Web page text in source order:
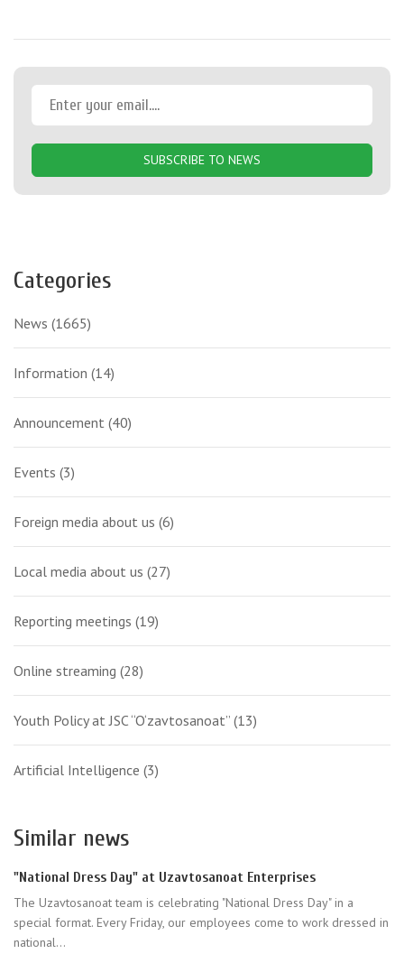
SUBSCRIBE TO NEWS
Categories
News (1665)
Information (14)
Announcement (40)
Events (3)
Foreign media about us (6)
Local media about us (27)
Reporting meetings (19)
Online streaming (28)
Youth Policy at JSC “O‘zavtosanoat” (13)
Artificial Intelligence (3)
Similar news
"National Dress Day" at Uzavtosanoat Enterprises
The Uzavtosanoat team is celebrating "National Dress Day" in a
special format. Every Friday, our employees come to work dressed in
national...